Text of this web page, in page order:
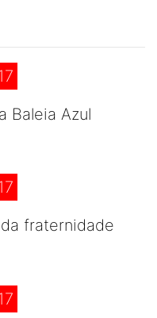
Baleia Azul
fraternidade